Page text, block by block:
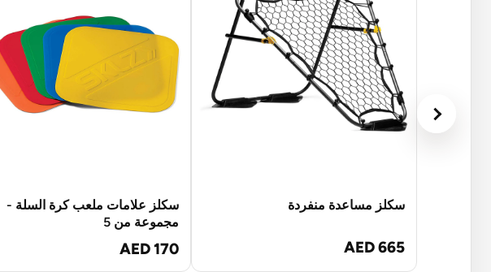
سكلز مساعدة منفردة
AED 665
سكلز علامات ملعب كرة السلة -
مجموعة من 5
AED 170